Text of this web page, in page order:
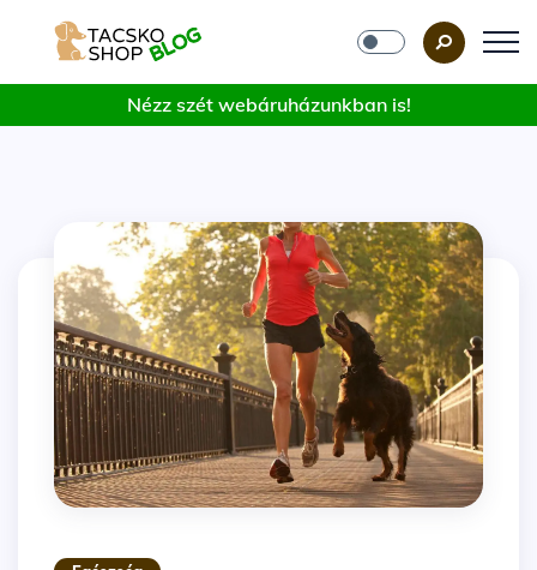
Nézz szét webáruházunkban is!